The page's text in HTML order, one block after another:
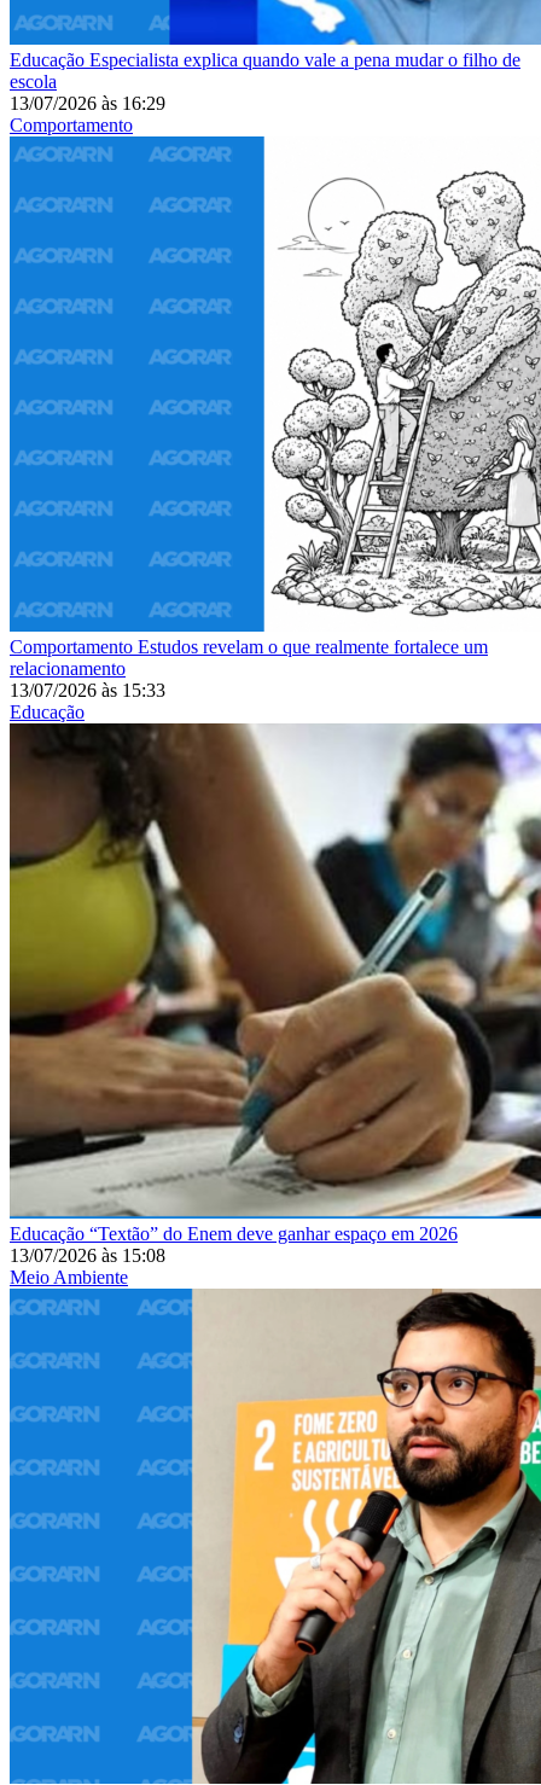
Educação Especialista explica quando vale a pena mudar o filho de
escola
13/07/2026 às 16:29
Comportamento
Comportamento Estudos revelam o que realmente fortalece um
relacionamento
13/07/2026 às 15:33
Educação
Educação “Textão” do Enem deve ganhar espaço em 2026
13/07/2026 às 15:08
Meio Ambiente